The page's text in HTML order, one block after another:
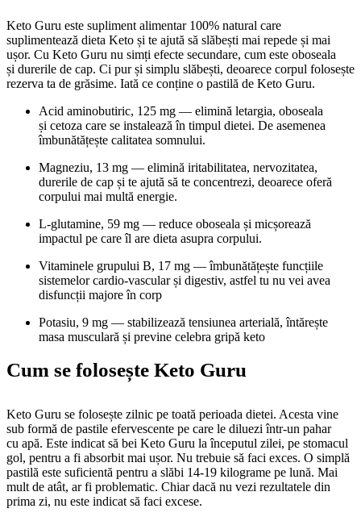
Keto Guru este supliment alimentar 100% natural care
suplimentează dieta Keto și te ajută să slăbești mai repede și mai
ușor. Cu Keto Guru nu simți efecte secundare, cum este oboseala
și durerile de cap. Ci pur și simplu slăbești, deoarece corpul folosește
rezerva ta de grăsime. Iată ce conține o pastilă de Keto Guru.
Acid aminobutiric, 125 mg — elimină letargia, oboseala
și cetoza care se instalează în timpul dietei. De asemenea
îmbunătățește calitatea somnului.
Magneziu, 13 mg — elimină iritabilitatea, nervozitatea,
durerile de cap și te ajută să te concentrezi, deoarece oferă
corpului mai multă energie.
L-glutamine, 59 mg — reduce oboseala și micșorează
impactul pe care îl are dieta asupra corpului.
Vitaminele grupului B, 17 mg — îmbunătățește funcțiile
sistemelor cardio-vascular și digestiv, astfel tu nu vei avea
disfuncții majore în corp
Potasiu, 9 mg — stabilizează tensiunea arterială, întărește
masa musculară și previne celebra gripă keto
Cum se folosește Keto Guru
Keto Guru se folosește zilnic pe toată perioada dietei. Acesta vine
sub formă de pastile efervescente pe care le diluezi într-un pahar
cu apă. Este indicat să bei Keto Guru la începutul zilei, pe stomacul
gol, pentru a fi absorbit mai ușor. Nu trebuie să faci exces. O simplă
pastilă este suficientă pentru a slăbi 14-19 kilograme pe lună. Mai
mult de atât, ar fi problematic. Chiar dacă nu vezi rezultatele din
prima zi, nu este indicat să faci excese.